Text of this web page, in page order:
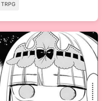
TRPG